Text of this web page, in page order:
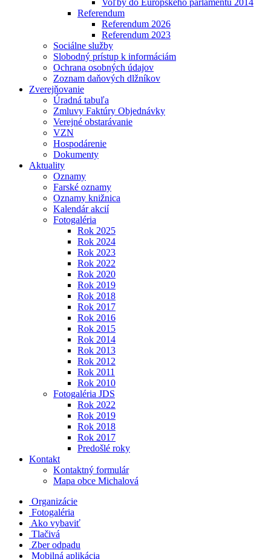
Voľby do Európskeho parlamentu 2014
Referendum
Referendum 2026
Referendum 2023
Sociálne služby
Slobodný prístup k informáciám
Ochrana osobných údajov
Zoznam daňových dlžníkov
Zverejňovanie
Úradná tabuľa
Zmluvy Faktúry Objednávky
Verejné obstarávanie
VZN
Hospodárenie
Dokumenty
Aktuality
Oznamy
Farské oznamy
Oznamy knižnica
Kalendár akcií
Fotogaléria
Rok 2025
Rok 2024
Rok 2023
Rok 2022
Rok 2020
Rok 2019
Rok 2018
Rok 2017
Rok 2016
Rok 2015
Rok 2014
Rok 2013
Rok 2012
Rok 2011
Rok 2010
Fotogaléria JDS
Rok 2022
Rok 2019
Rok 2018
Rok 2017
Predošlé roky
Kontakt
Kontaktný formulár
Mapa obce Michalová
Organizácie
Fotogaléria
Ako vybaviť
Tlačivá
Zber odpadu
Mobilná aplikácia